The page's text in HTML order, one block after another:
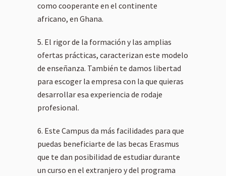
como cooperante en el continente
africano, en Ghana.
El rigor de la formación y las amplias
ofertas prácticas, caracterizan este modelo
de enseñanza. También te damos libertad
para escoger la empresa con la que quieras
desarrollar esa experiencia de rodaje
profesional.
Este Campus da más facilidades para que
puedas beneficiarte de las becas Erasmus
que te dan posibilidad de estudiar durante
un curso en el extranjero y del programa